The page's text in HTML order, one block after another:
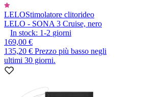
LELOStimolatore clitorideo
LELO - SONA 3 Cruise, nero
In stock: 1-2 giorni
169,00 €
135,20 € Prezzo più basso negli
ultimi 30 giorni.